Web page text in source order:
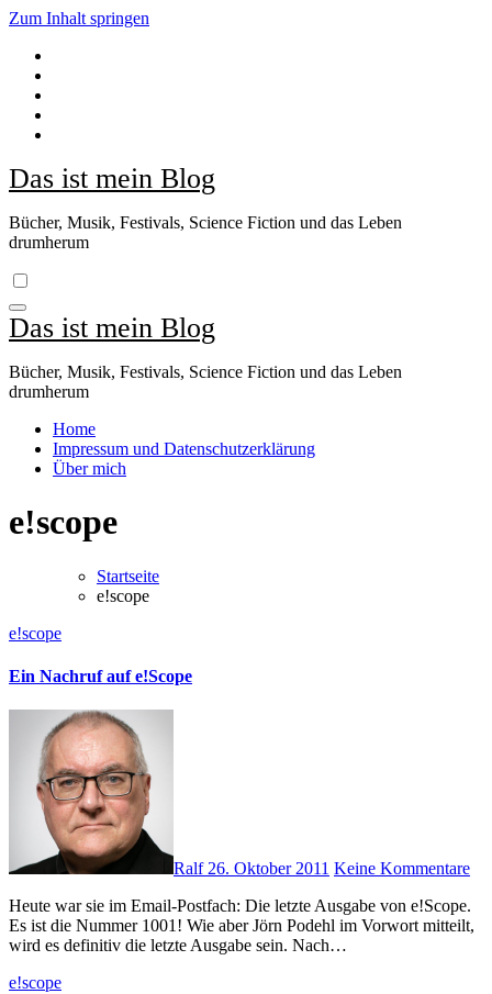
Zum Inhalt springen
Das ist mein Blog
Bücher, Musik, Festivals, Science Fiction und das Leben
drumherum
Das ist mein Blog
Bücher, Musik, Festivals, Science Fiction und das Leben
drumherum
Home
Impressum und Datenschutzerklärung
Über mich
e!scope
Startseite
e!scope
e!scope
Ein Nachruf auf e!Scope
Ralf26. Oktober 2011 Keine Kommentare
Heute war sie im Email-Postfach: Die letzte Ausgabe von e!Scope.
Es ist die Nummer 1001! Wie aber Jörn Podehl im Vorwort mitteilt,
wird es definitiv die letzte Ausgabe sein. Nach…
e!scope